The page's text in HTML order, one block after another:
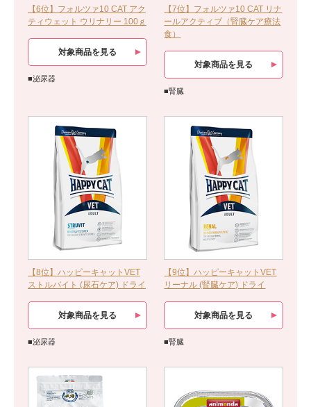
【6位】フォルツァ10 CAT アク
ティウェット ウリナリー 100ｇ
対象商品を見る
■泌尿器
【7位】フォルツァ10 CAT リナ
ールアクティブ（腎臓ケア療法
食）
対象商品を見る
■腎臓
【8位】ハッピーキャットVET
ストルバイト (尿石ケア) ドライ
対象商品を見る
■泌尿器
【9位】ハッピーキャットVET
リーナル (腎臓ケア) ドライ
対象商品を見る
■腎臓